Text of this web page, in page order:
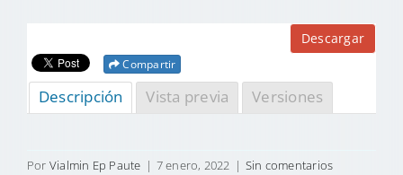
Descargar
Compartir
Descripción Vista previa Versiones
Por Vialmin Ep Paute | 7 enero, 2022 | Sin comentarios